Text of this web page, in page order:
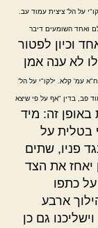
על הל' ציצית עמוד עב.
ואחד השומעים דיבר
וכיון לפטור
לא ענה אמן
עמ' קלא. ילקו"י על הל'
פב, בדין "אף על פי שיצא
זה: מיד
בטלית על
פניו, שתים
יאחז את הצד
על כתפו
ארבע
גם כן